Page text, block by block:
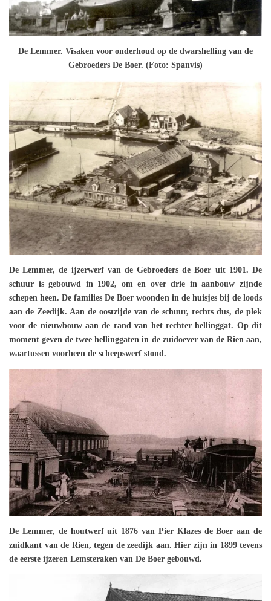
De Lemmer. Visaken voor onderhoud op de dwarshelling van de
Gebroeders De Boer. (Foto: Spanvis)
De Lemmer, de ijzerwerf van de Gebroeders de Boer uit 1901. De
schuur is gebouwd in 1902, om en over drie in aanbouw zijnde
schepen heen. De families De Boer woonden in de huisjes bij de loods
aan de Zeedijk. Aan de oostzijde van de schuur, rechts dus, de plek
voor de nieuwbouw aan de rand van het rechter hellinggat. Op dit
moment geven de twee hellinggaten in de zuidoever van de Rien aan,
waartussen voorheen de scheepswerf stond.
De Lemmer, de houtwerf uit 1876 van Pier Klazes de Boer aan de
zuidkant van de Rien, tegen de zeedijk aan. Hier zijn in 1899 tevens
de eerste ijzeren Lemsteraken van De Boer gebouwd.